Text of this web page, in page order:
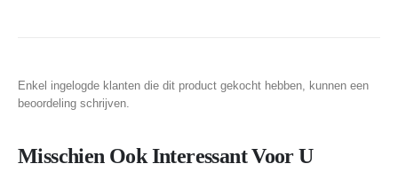
Enkel ingelogde klanten die dit product gekocht hebben, kunnen een
beoordeling schrijven.
Misschien Ook Interessant Voor U